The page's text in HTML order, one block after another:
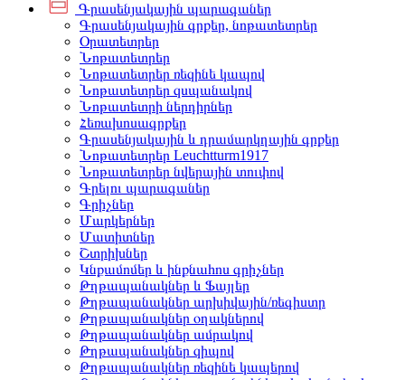
Գրասենյակային պարագաներ
Գրասենյակային գրքեր, նոթատետրեր
Օրատետրեր
Նոթատետրեր
Նոթատետրեր ռեզինե կապով
Նոթատետրեր զսպանակով
Նոթատետրի ներդիրներ
Հեռախոսագրքեր
Գրասենյակային և դրամարկղային գրքեր
Նոթատետրեր Leuchtturm1917
Նոթատետրեր նվերային տուփով
Գրելու պարագաներ
Գրիչներ
Մարկերներ
Մատիտներ
Շտրիխներ
Կնքամոմեր և ինքնահոս գրիչներ
Թղթապանակներ և Ֆայլեր
Թղթապանակներ արխիվային/ռեգիստր
Թղթապանակներ օղակներով
Թղթապանակներ ամրակով
Թղթապանակներ զիպով
Թղթապանակներ ռեզինե կապերով